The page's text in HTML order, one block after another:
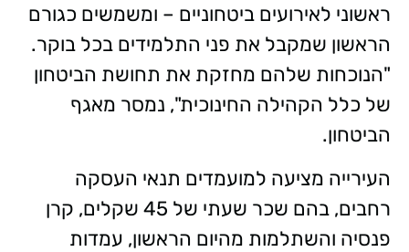
ראשוני לאירועים ביטחוניים – ומשמשים כגורם
הראשון שמקבל את פני התלמידים בכל בוקר.
"הנוכחות שלהם מחזקת את תחושת הביטחון
של כלל הקהילה החינוכית", נמסר מאגף
הביטחון.
העירייה מציעה למועמדים תנאי העסקה
רחבים, בהם שכר שעתי של 45 שקלים, קרן
פנסיה והשתלמות מהיום הראשון, עמדות